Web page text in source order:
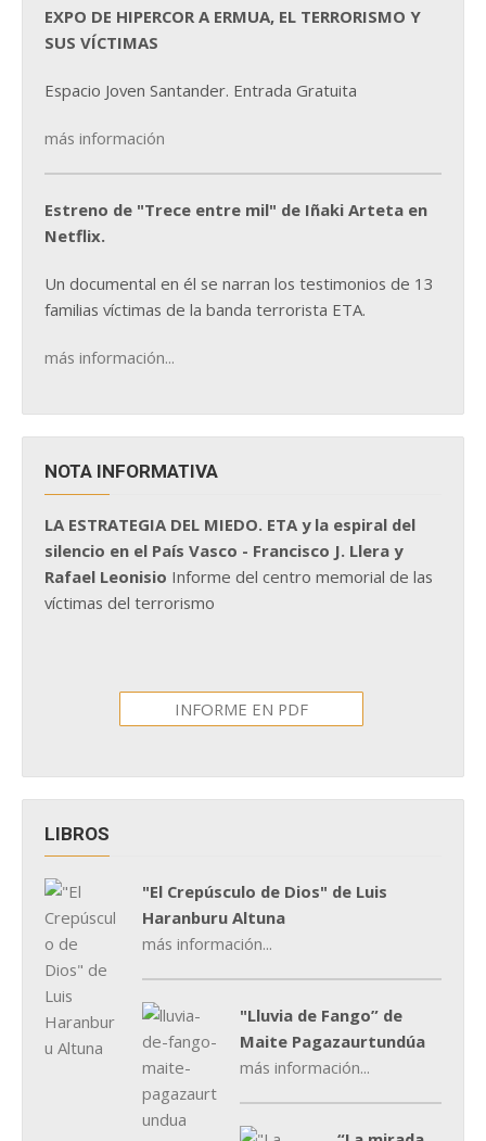
EXPO DE HIPERCOR A ERMUA, EL TERRORISMO Y
SUS VÍCTIMAS
Espacio Joven Santander. Entrada Gratuita
más información
Estreno de "Trece entre mil" de Iñaki Arteta en
Netflix.
Un documental en él se narran los testimonios de 13
familias víctimas de la banda terrorista ETA.
más información...
NOTA INFORMATIVA
LA ESTRATEGIA DEL MIEDO. ETA y la espiral del
silencio en el País Vasco - Francisco J. Llera y
Rafael Leonisio Informe del centro memorial de las
víctimas del terrorismo
INFORME EN PDF
LIBROS
"El Crepúsculo de Dios" de Luis
Haranburu Altuna
más información...
"Lluvia de Fango” de
Maite Pagazaurtundúa
más información...